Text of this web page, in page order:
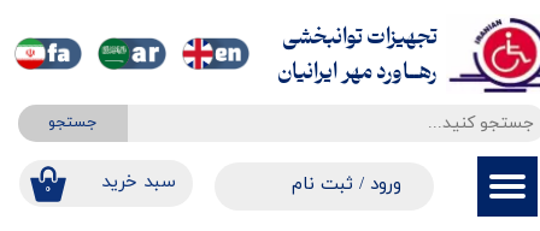
جستجو
۰ ​​سبد خرید ورود / ثبت نام
حساب کاربری من
سفارشات
خروج از حساب کاربری
تجهیزات توانبخشی
​​​​​​​رهــاورد مهر ایرانیان